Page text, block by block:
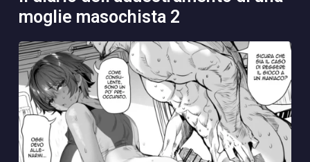
moglie masochista 2